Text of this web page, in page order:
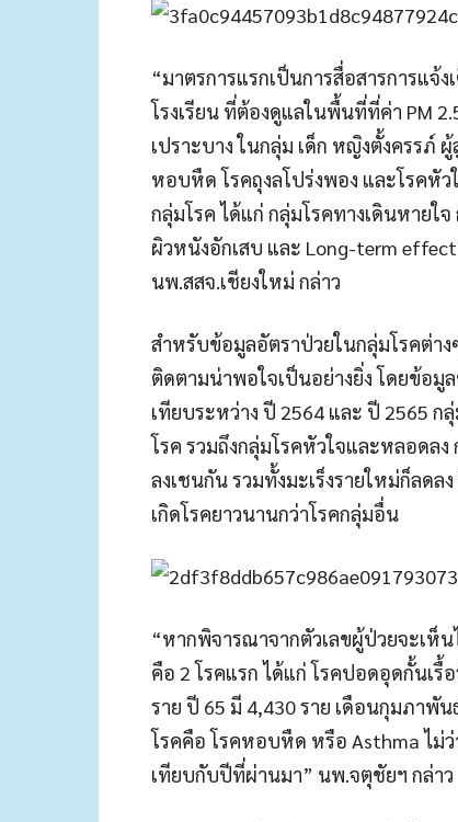
“มาตรการแรกเป็นการสื่อสารการแ
โรงเรียน ที่ต้องดูแลในพื้นที่ที่ค่า PM
เปราะบาง ในกลุ่ม เด็ก หญิงตั้งครรภ์
หอบหืด โรคถุงลโปร่งพอง และโรคหั
กลุ่มโรค ได้แก่ กลุ่มโรคทางเดินหายใ
ผิวหนังอักเสบ และ Long-term
นพ.สสจ.เชียงใหม่ กล่าว
สำหรับข้อมูลอัตราป่วยในกลุ่มโรคต่า
ติดตามน่าพอใจเป็นอย่างยิ่ง โดยข้อมู
เทียบระหว่าง ปี 2564 และ ปี 2565 ก
โรค รวมถึงกลุ่มโรคหัวใจและหลอดล
ลงเชนกัน รวมทั้งมะเร็งรายใหม่ก็ลดล
เกิดโรคยาวนานกว่าโรคกลุ่มอื่น
“หากพิจารณาจากตัวเลขผู้ป่วยจะเห็
คือ 2 โรคแรก ได้แก่ โรคปอดอุดกั้นเรื้
ราย ปี 65 มี 4,430 ราย เดือนกุมภาพั
โรคคือ โรคหอบหืด หรือ Asthma ไม่
เทียบกับปีที่ผ่านมา” นพ.จตุชัยฯ กล่าว